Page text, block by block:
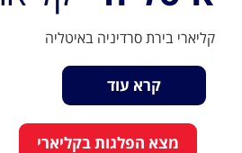
קליארי בירת סרדיניה באיטליה
קרא עוד
מצא הפלגות בקליארי